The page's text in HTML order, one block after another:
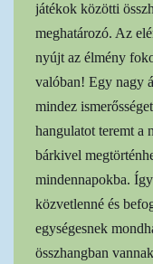
játékok közötti
meghatározó. Az
nyújt az élmény
valóban! Egy nagy
mindez
hangulatot teremt a
bárkivel
mindennapokba.
közvetlenné és
egységesnek
összhangban